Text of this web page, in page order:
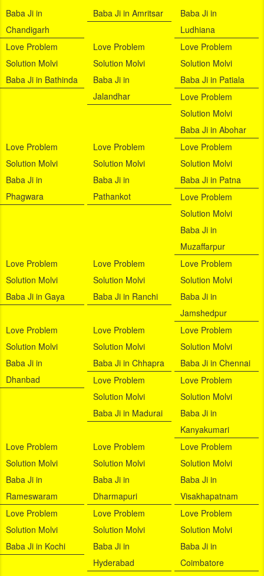
Baba Ji in
Chandigarh
Baba Ji in Amritsar
Baba Ji in
Ludhiana
Love Problem
Solution Molvi
Baba Ji in Bathinda
Love Problem
Solution Molvi
Baba Ji in
Jalandhar
Love Problem
Solution Molvi
Baba Ji in Patiala
Love Problem
Solution Molvi
Baba Ji in Abohar
Love Problem
Solution Molvi
Baba Ji in
Phagwara
Love Problem
Solution Molvi
Baba Ji in
Pathankot
Love Problem
Solution Molvi
Baba Ji in Patna
Love Problem
Solution Molvi
Baba Ji in
Muzaffarpur
Love Problem
Solution Molvi
Baba Ji in Gaya
Love Problem
Solution Molvi
Baba Ji in Ranchi
Love Problem
Solution Molvi
Baba Ji in
Jamshedpur
Love Problem
Solution Molvi
Baba Ji in
Dhanbad
Love Problem
Solution Molvi
Baba Ji in Chhapra
Love Problem
Solution Molvi
Baba Ji in Chennai
Love Problem
Solution Molvi
Baba Ji in Madurai
Love Problem
Solution Molvi
Baba Ji in
Kanyakumari
Love Problem
Solution Molvi
Baba Ji in
Rameswaram
Love Problem
Solution Molvi
Baba Ji in
Dharmapuri
Love Problem
Solution Molvi
Baba Ji in
Visakhapatnam
Love Problem
Solution Molvi
Baba Ji in Kochi
Love Problem
Solution Molvi
Baba Ji in
Hyderabad
Love Problem
Solution Molvi
Baba Ji in
Coimbatore